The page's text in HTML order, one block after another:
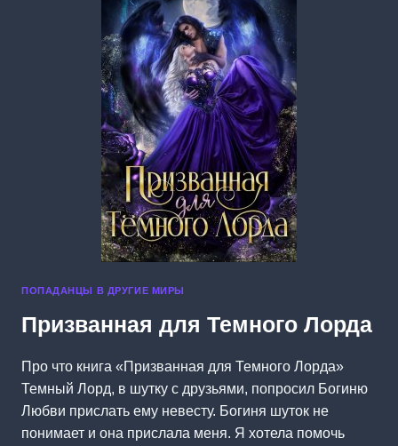
БАБУШКИ.
ПОПАДАНЦЫ В ДРУГИЕ МИРЫ
Призванная для Темного Лорда
Про что книга «Призванная для Темного Лорда»
Темный Лорд, в шутку с друзьями, попросил Богиню
Любви прислать ему невесту. Богиня шуток не
понимает и она прислала меня. Я хотела помочь